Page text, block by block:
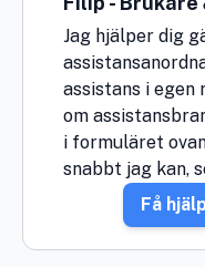
Jag hjälper dig
assistans i egen
om
i formuläret
snabbt jag kan,
Få